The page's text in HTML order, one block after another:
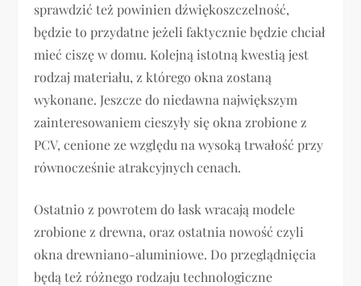
sprawdzić też powinien dźwiękoszczelność,
będzie to przydatne jeżeli faktycznie będzie chciał
mieć ciszę w domu. Kolejną istotną kwestią jest
rodzaj materiału, z którego okna zostaną
wykonane. Jeszcze do niedawna największym
zainteresowaniem cieszyły się okna zrobione z
PCV, cenione ze względu na wysoką trwałość przy
równocześnie atrakcyjnych cenach.
Ostatnio z powrotem do łask wracają modele
zrobione z drewna, oraz ostatnia nowość czyli
okna drewniano-aluminiowe. Do przeglądnięcia
będą też różnego rodzaju technologiczne